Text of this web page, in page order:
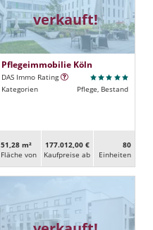
verkauft!
Pflegeimmobilie Köln
DAS Immo Rating
Kategorien
Pflege, Bestand
51,28 m²
Fläche von
177.012,00 €
Kaufpreise ab
80
Ein­heiten